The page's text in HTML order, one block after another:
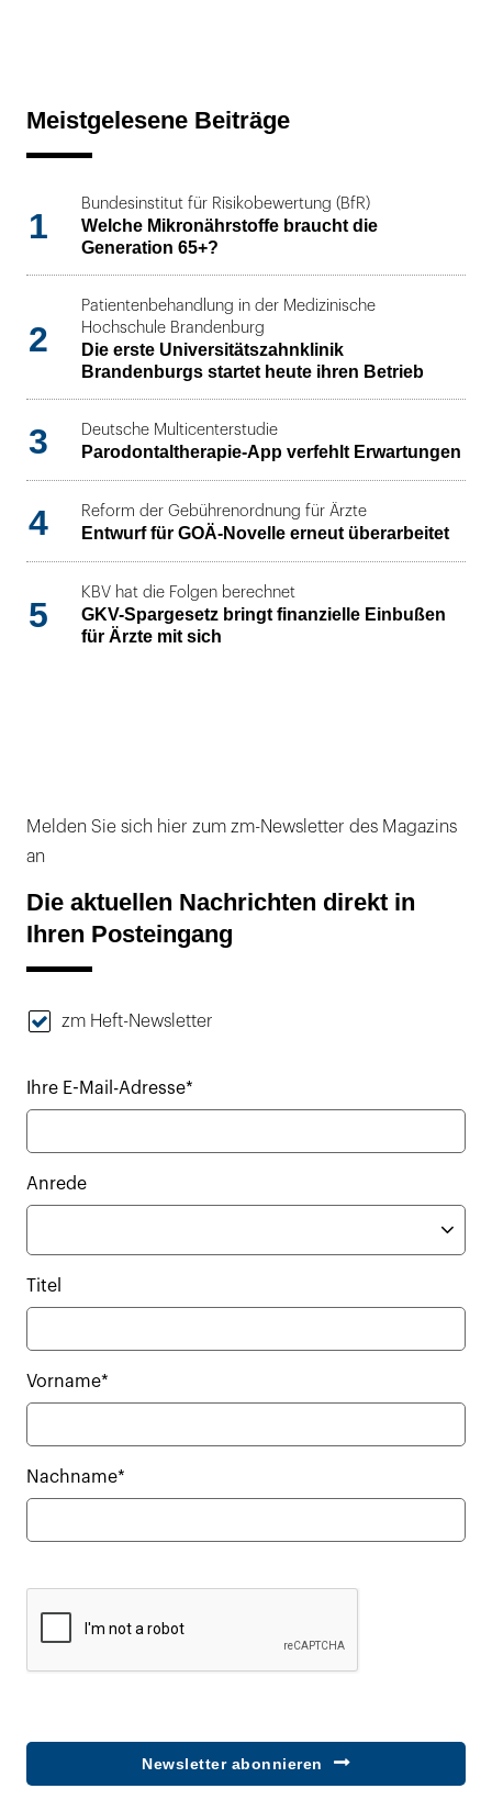
Meistgelesene Beiträge
1
Bundesinstitut für Risikobewertung (BfR)
Welche Mikronährstoffe braucht die
Generation 65+?
2
Patientenbehandlung in der Medizinische
Hochschule Brandenburg
Die erste Universitätszahnklinik
Brandenburgs startet heute ihren Betrieb
3 Deutsche Multicenterstudie
Parodontaltherapie-App verfehlt Erwartungen
4 Reform der Gebührenordnung für Ärzte
Entwurf für GOÄ-Novelle erneut überarbeitet
5
KBV hat die Folgen berechnet
GKV-Spargesetz bringt finanzielle Einbußen
für Ärzte mit sich
Melden Sie sich hier zum zm-Newsletter des Magazins
an
Die aktuellen Nachrichten direkt in
Ihren Posteingang
zm Heft-Newsletter
Ihre E-Mail-Adresse*
Anrede
Titel
Vorname*
Nachname*
Newsletter abonnieren